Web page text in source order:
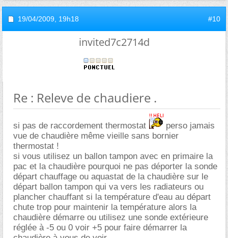
19/04/2009, 19h18 #10
invited7c2714d
Re : Releve de chaudiere .
si pas de raccordement thermostat
perso jamais
vue de chaudière même vieille sans bornier
thermostat !
si vous utilisez un ballon tampon avec en primaire la
pac et la chaudière pourquoi ne pas déporter la sonde
départ chauffage ou aquastat de la chaudière sur le
départ ballon tampon qui va vers les radiateurs ou
plancher chauffant si la température d'eau au départ
chute trop pour maintenir la température alors la
chaudière démarre ou utilisez une sonde extérieure
réglée à -5 ou 0 voir +5 pour faire démarrer la